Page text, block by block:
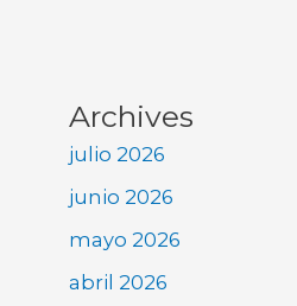
Archives
julio 2026
junio 2026
mayo 2026
abril 2026